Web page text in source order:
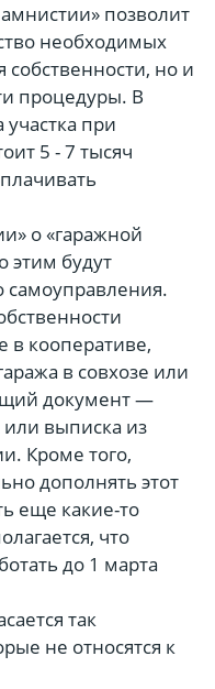
позволит
необходимых
но и
процедуры. В
при
5 - 7 тысяч
о «гаражной
этим будут
самоуправления.
в кооперативе,
в совхозе или
документ —
выписка из
Кроме того,
дополнять этот
еще какие-то
что
до 1 марта
так
не относятся к